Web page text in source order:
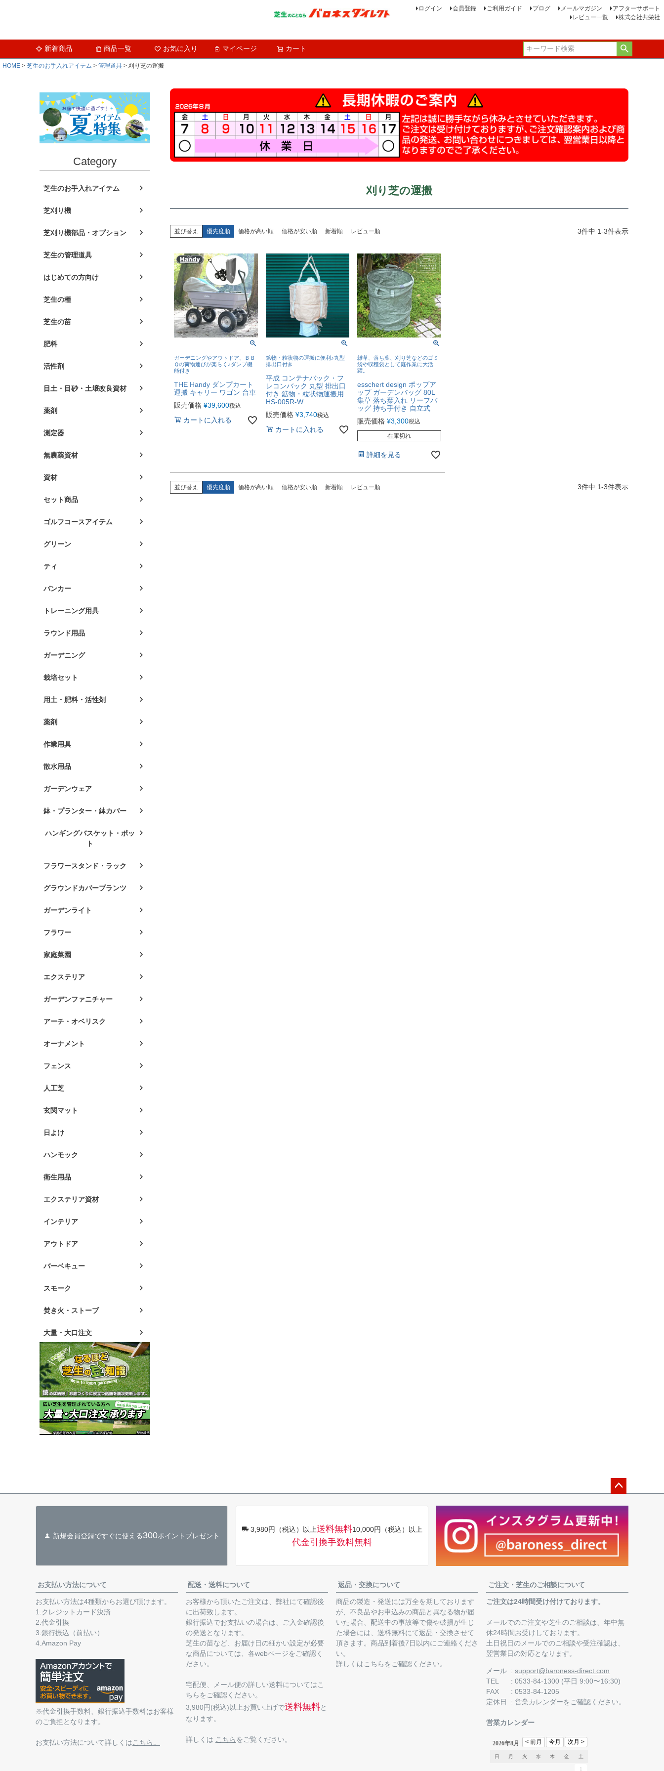
ログイン 会員登録 ご利用ガイド ブログ メールマガジン
アフターサポート
レビュー一覧
株式会社共栄社
新着商品 商品一覧 お気に入り マイページ カート
HOME 芝生のお手入れアイテム 管理道具 刈り芝の運搬
Category
芝生のお手入れアイテム
芝刈り機
芝刈り機部品・オプション
芝生の管理道具
はじめての方向け
芝生の種
芝生の苗
肥料
活性剤
目土・目砂・土壌改良資材
薬剤
測定器
無農薬資材
資材
セット商品
ゴルフコースアイテム
グリーン
ティ
バンカー
トレーニング用具
ラウンド用品
ガーデニング
栽培セット
用土・肥料・活性剤
薬剤
作業用具
散水用品
ガーデンウェア
鉢・プランター・鉢カバー
ハンギングバスケット・ポッ
ト
フラワースタンド・ラック
グラウンドカバープランツ
ガーデンライト
フラワー
家庭菜園
エクステリア
ガーデンファニチャー
アーチ・オベリスク
オーナメント
フェンス
人工芝
玄関マット
日よけ
ハンモック
衛生用品
エクステリア資材
インテリア
アウトドア
バーベキュー
スモーク
焚き火・ストーブ
大量・大口注文
刈り芝の運搬
並び替え 優先度順 価格が高い順 価格が安い順 新着順 レビュー順 3件中 1-3件表示
ガーデニングやアウトドア、ＢＢ
Ｑの荷物運びが楽らく♪ダンプ機
能付き
THE Handy ダンプカート
運搬 キャリー ワゴン 台車
販売価格 ¥39,600税込
カートに入れる
鉱物・粒状物の運搬に便利♪丸型
排出口付き
平成 コンテナバック・フ
レコンバック 丸型 排出口
付き 鉱物・粒状物運搬用
HS-005R-W
販売価格 ¥3,740税込
カートに入れる
雑草、落ち葉、刈り芝などのゴミ
袋や収穫袋として庭作業に大活
躍。
esschert design ポップア
ップ ガーデンバッグ 80L
集草 落ち葉入れ リーフバ
ッグ 持ち手付き 自立式
販売価格 ¥3,300税込
在庫切れ
詳細を見る
並び替え 優先度順 価格が高い順 価格が安い順 新着順 レビュー順 3件中 1-3件表示
ップ
新規会員登録ですぐに使える300ポイントプレゼント
3,980円（税込）以上送料無料10,000円（税込）以上
代金引換手数料無料
お支払い方法について
お支払い方法は4種類からお選び頂けます。
1.クレジットカード決済
2.代金引換
3.銀行振込（前払い）
4.Amazon Pay
※代金引換手数料、銀行振込手数料はお客様
のご負担となります。
お支払い方法について詳しくは こちら。
配送・送料について
お客様から頂いたご注文は、弊社にて確認後
に出荷致します。
銀行振込でお支払いの場合は、ご入金確認後
の発送となります。
芝生の苗など、お届け日の細かい設定が必要
な商品については、各webページをご確認く
ださい。
宅配便、メール便の詳しい送料についてはこ
ちらをご確認ください。
3,980円(税込)以上お買い上げで送料無料と
なります。
詳しくは こちら をご覧ください。
返品・交換について
商品の製造・発送には万全を期しております
が、不良品やお申込みの商品と異なる物が届
いた場合、配送中の事故等で傷や破損が生じ
た場合には、送料無料にて返品・交換させて
頂きます。商品到着後7日以内にご連絡くださ
い。
詳しくは こちら をご確認ください。
ご注文・芝生のご相談について
ご注文は24時間受け付けております。
メールでのご注文や芝生のご相談は、年中無
休24時間お受けしております。
土日祝日のメールでのご相談や受注確認は、
翌営業日の対応となります。
メール
support@baroness-direct.com
TEL
0533-84-1300 (平日 9:00〜16:30)
FAX
0533-84-1205
定休日
営業カレンダーをご確認ください。
営業カレンダー